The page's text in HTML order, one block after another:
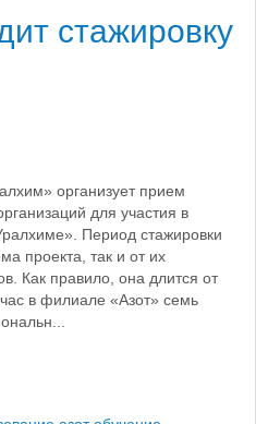
стажировку
организует прием
для участия в
Период стажировки
проекта, так и от их
Как правило, она длится от
в филиале «Азот» семь